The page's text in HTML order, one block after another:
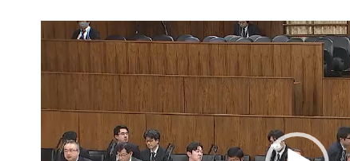
動
画
プ
レ
ヤ